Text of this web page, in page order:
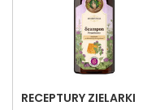
RECEPTURY ZIELARKI